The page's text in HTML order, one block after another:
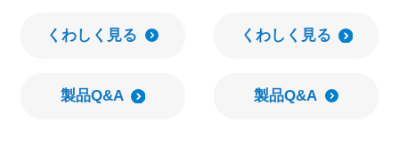
くわしく見る
製品Q&A
くわしく見る
製品Q&A